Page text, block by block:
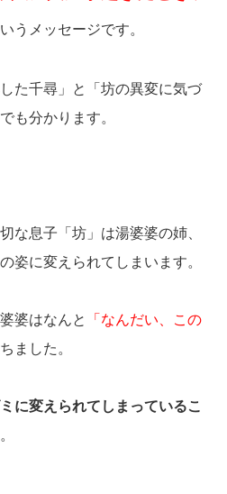
うメッセージです。
た千尋」と「坊の異変に気づ
も分かります。
な息子「坊」は湯婆婆の姉、
姿に変えられてしまいます。
婆はなんと
「なんだい、この
ました。
に変えられてしまっているこ